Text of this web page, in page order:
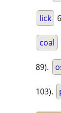
lick
coal
89).
103).